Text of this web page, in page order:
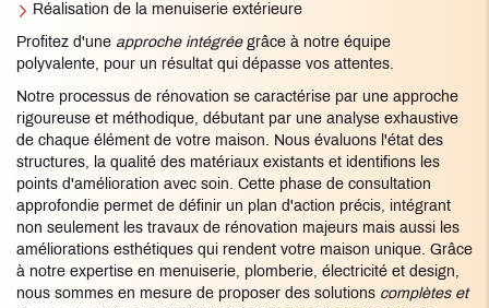
Réalisation de la menuiserie extérieure
Profitez d'une approche intégréegrâce à notre équipe
polyvalente, pour un résultat qui dépasse vos attentes.
Notre processus de rénovation se caractérise par une approche
rigoureuse et méthodique, débutant par une analyse exhaustive
de chaque élément de votre maison. Nous évaluons l'état des
structures, la qualité des matériaux existants et identifions les
points d'amélioration avec soin. Cette phase de consultation
approfondie permet de définir un plan d'action précis, intégrant
non seulement les travaux de rénovation majeurs mais aussi les
améliorations esthétiques qui rendent votre maison unique. Grâce
à notre expertise en menuiserie, plomberie, électricité et design,
nous sommes en mesure de proposer des solutions complètes et